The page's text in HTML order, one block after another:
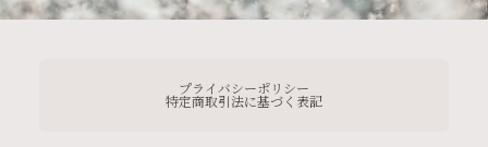
プライバシーポリシー
特定商取引法に基づく表記